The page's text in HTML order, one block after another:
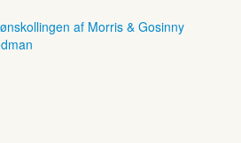
af Morris & Gosinny